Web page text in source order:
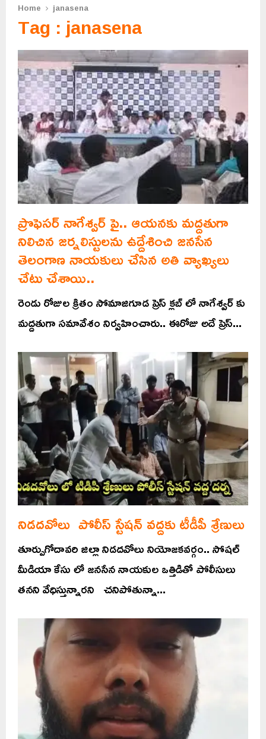
Home janasena
Tag : janasena
ప్రొఫెసర్ నాగేశ్వర్ పై.. ఆయనకు మద్దతుగా
నిలిచిన జర్నలిస్టులను ఉద్దేశించి జనసేన
తెలంగాణ నాయకులు చేసిన అతి వ్యాఖ్యలు
చేటు చేశాయి..
రెండు రోజుల క్రితం సోమాజిగూడ ప్రెస్ క్లబ్ లో నాగేశ్వర్ కు
మద్దతుగా సమావేశం నిర్వహించారు.. ఈరోజు అదే ప్రెస్...
నిడదవోలు పోలీస్ స్టేషన్ వద్దకు టీడీపీ శ్రేణులు
తూర్పుగోదావరి జిల్లా నిడదవోలు నియోజకవర్గం.. సోషల్
మీడియా కేసు లో జనసేన నాయకుల ఒత్తిడితో పోలీసులు
తనని వేధిస్తున్నారని చనిపోతున్నా...